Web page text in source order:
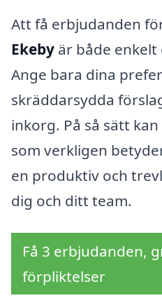
Att få erbjudanden
Ekeby är både
Ange bara dina
skräddarsydda
inkorg. På så sätt
som verkligen
en produktiv och
dig och ditt team.
Få 3 erbjudanden,
förpliktelser